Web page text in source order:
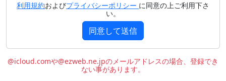
利用規約およびプライバシーポリシー に同意の上ご利用下さ
い。
同意して送信
@icloud.comや@ezweb.ne.jpのメールアドレスの場合、登録でき
ない事があります。